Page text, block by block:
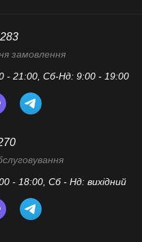
замовлення
- 21:00, Сб-Нд: 9:00 - 19:00
- 18:00, Сб - Нд: вихідний